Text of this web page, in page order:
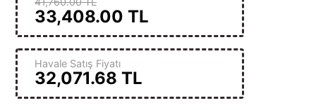
33,408.00 TL
Havale Satış Fiyatı
32,071.68 TL